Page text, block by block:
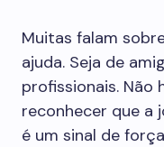
Muitas falam
ajuda. Seja de
profissionais. Não
reconhecer que a
é um sinal de